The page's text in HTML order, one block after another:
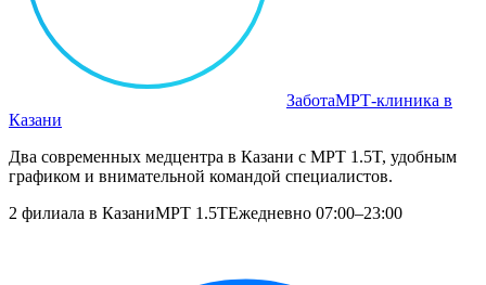
ЗаботаМРТ‑клиника в
Казани
Два современных медцентра в Казани с МРТ 1.5T, удобным
графиком и внимательной командой специалистов.
2 филиала в КазаниМРТ 1.5TЕжедневно 07:00–23:00